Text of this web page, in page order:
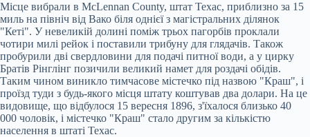
Місце вибрали в McLennan County, штат Техас, приблизно за 15
миль на північ від Вако біля однієї з магістральних ділянок
"Кеті". У невеликій долині поміж трьох пагорбів проклали
чотири милі рейок і поставили трибуну для глядачів. Також
пробурили дві свердловини для подачі питної води, а у цирку
Братів Рінглінг позичили великий намет для роздачі обідів.
Таким чином виникло тимчасове містечко під назвою "Краш", і
проїзд туди з будь-якого місця штату коштував два долари. На це
видовище, що відбулося 15 вересня 1896, з'їхалося близько 40
000 чоловік, і містечко "Краш" стало другим за кількістю
населення в штаті Техас.